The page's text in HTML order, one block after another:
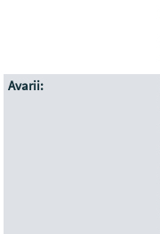
Avarii: